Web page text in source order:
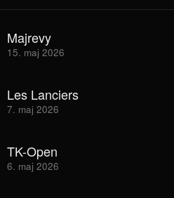
Majrevy
15. maj 2026
Les Lanciers
7. maj 2026
TK-Open
6. maj 2026